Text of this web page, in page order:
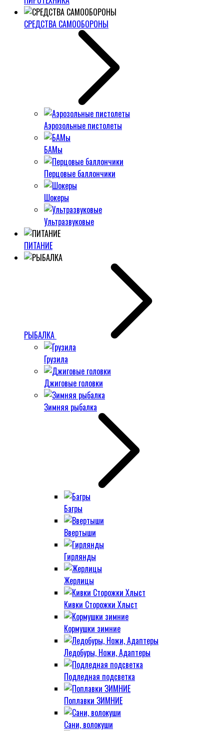
СРЕДСТВА САМООБОРОНЫ
Аэрозольные пистолеты
БАМы
Перцовые баллончики
Шокеры
Ультразвуковые
ПИТАНИЕ
РЫБАЛКА
Грузила
Джиговые головки
Зимняя рыбалка
Багры
Ввертыши
Гирлянды
Жерлицы
Кивки Сторожки Хлыст
Кормушки зимние
Ледобуры, Ножи, Адаптеры
Подледная подсветка
Поплавки ЗИМНИЕ
Сани, волокуши